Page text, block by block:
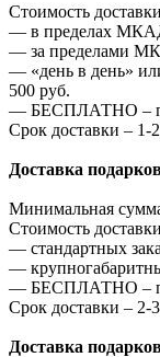
Стоимость
— в пределах
— за пределами
— «день в день»
500 руб.
— БЕСПЛАТНО –
Срок доставки – 1-
Доставка
Минимальная
Стоимость
— стандартных
—
— БЕСПЛАТНО –
Срок доставки – 2-
Доставка